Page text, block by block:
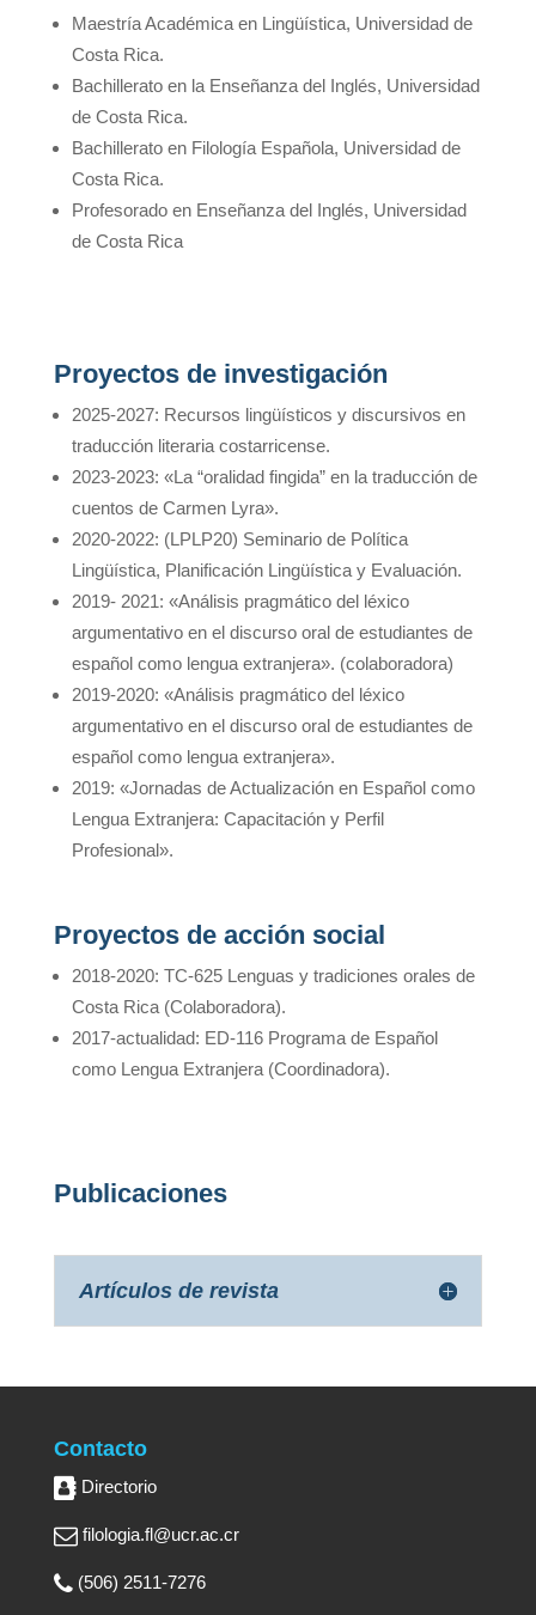
Maestría Académica en Lingüística, Universidad de
Costa Rica.
Bachillerato en la Enseñanza del Inglés, Universidad
de Costa Rica.
Bachillerato en Filología Española, Universidad de
Costa Rica.
Profesorado en Enseñanza del Inglés, Universidad
de Costa Rica
Proyectos de investigación
2025-2027: Recursos lingüísticos y discursivos en
traducción literaria costarricense.
2023-2023: «La “oralidad fingida” en la traducción de
cuentos de Carmen Lyra».
2020-2022: (LPLP20) Seminario de Política
Lingüística, Planificación Lingüística y Evaluación.
2019- 2021: «Análisis pragmático del léxico
argumentativo en el discurso oral de estudiantes de
español como lengua extranjera». (colaboradora)
2019-2020: «Análisis pragmático del léxico
argumentativo en el discurso oral de estudiantes de
español como lengua extranjera».
2019: «Jornadas de Actualización en Español como
Lengua Extranjera: Capacitación y Perfil
Profesional».
Proyectos de acción social
2018-2020: TC-625 Lenguas y tradiciones orales de
Costa Rica (Colaboradora).
2017-actualidad: ED-116 Programa de Español
como Lengua Extranjera (Coordinadora).
Publicaciones
Artículos de revista
Contacto
Directorio
filologia.fl@ucr.ac.cr
(506) 2511-7276